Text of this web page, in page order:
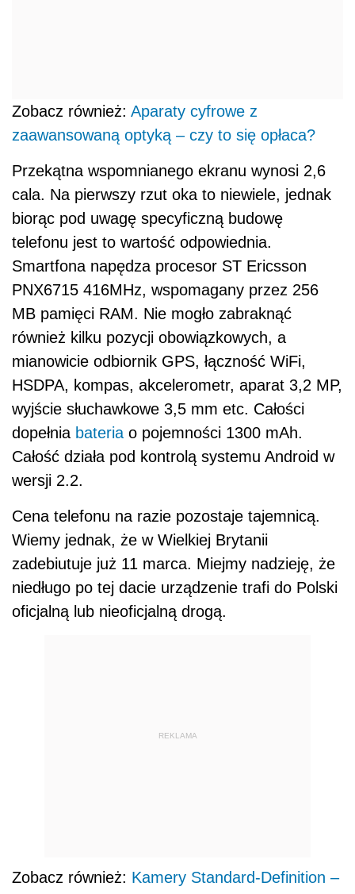
Zobacz również: Aparaty cyfrowe z
zaawansowaną optyką – czy to się opłaca?
Przekątna wspomnianego ekranu wynosi 2,6
cala. Na pierwszy rzut oka to niewiele, jednak
biorąc pod uwagę specyficzną budowę
telefonu jest to wartość odpowiednia.
Smartfona napędza procesor ST Ericsson
PNX6715 416MHz, wspomagany przez 256
MB pamięci RAM. Nie mogło zabraknąć
również kilku pozycji obowiązkowych, a
mianowicie odbiornik GPS, łączność WiFi,
HSDPA, kompas, akcelerometr, aparat 3,2 MP,
wyjście słuchawkowe 3,5 mm etc. Całości
dopełnia bateria o pojemności 1300 mAh.
Całość działa pod kontrolą systemu Android w
wersji 2.2.
Cena telefonu na razie pozostaje tajemnicą.
Wiemy jednak, że w Wielkiej Brytanii
zadebiutuje już 11 marca. Miejmy nadzieję, że
niedługo po tej dacie urządzenie trafi do Polski
oficjalną lub nieoficjalną drogą.
REKLAMA
Zobacz również: Kamery Standard-Definition –